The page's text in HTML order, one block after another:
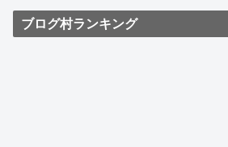
ブログ村ランキング